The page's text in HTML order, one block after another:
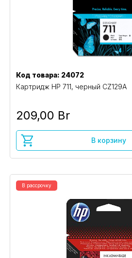
Код товара: 24072
Картридж HP 711, черный CZ129A
209,00 Br
В корзину
В рассрочку